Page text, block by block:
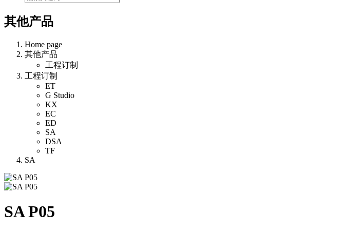
其他产品
Home page
其他产品
工程订制
工程订制
ET
G Studio
KX
EC
ED
SA
DSA
TF
SA
SA P05